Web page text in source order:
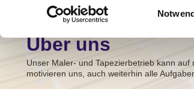
Home Über uns
Über uns
Unser Maler- und Tapezierbetrieb kann
motivieren uns, auch weiterhin alle